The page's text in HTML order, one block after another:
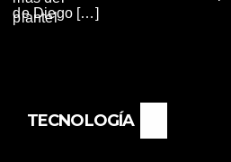
de Diego […]
TECNOLOGÍA